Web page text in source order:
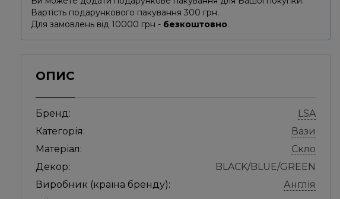
Вартість подарункового пакування 300 грн.
Для замовлень від 10000 грн - безкоштовно.
ОПИС
Бренд:
LSA
Категорія:
Вази
Матеріал:
Скло
Декор:
BLACK/BLUE/GREEN
Виробник (країна бренду):
Англія